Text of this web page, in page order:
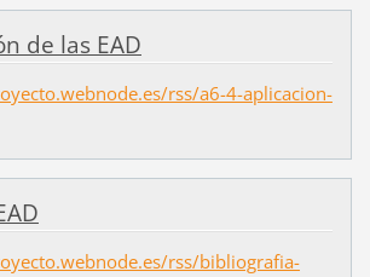
de las EAD
rss/a6-4-aplicacion-
rss/bibliografia-